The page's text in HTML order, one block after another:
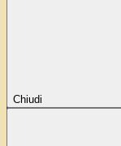
Chiudi